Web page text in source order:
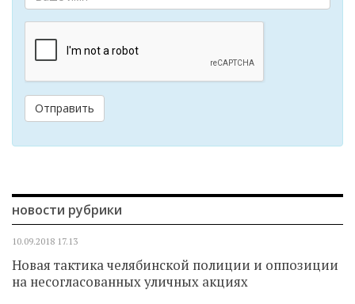
Отправить
новости рубрики
10.09.2018 17.13
Новая тактика челябинской полиции и оппозиции
на несогласованных уличных акциях